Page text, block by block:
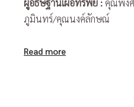
ผู้อธิษฐานเผื่อทรัพย์ : คุณพง
ภูมินทร์/คุณนงค์ลักษณ์
Read more